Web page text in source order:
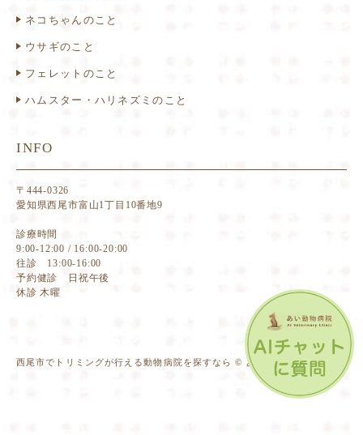
ネコちゃんのこと
ウサギのこと
フェレットのこと
ハムスター・ハリネズミのこと
INFO
〒444-0326
愛知県西尾市富山1丁目10番地9
診療時間
9:00-12:00 / 16:00-20:00
往診 13:00-16:00
予約健診 日祝午後
休診 木曜
西尾市でトリミングが行える動物病院を探すなら © あい動物病院